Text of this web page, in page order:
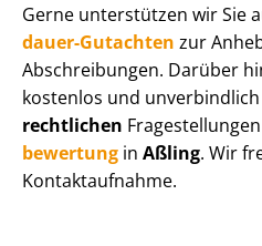
Gerne unterstützen wir Sie
dau­er-Gutachten zur
Abschreibungen. Darüber
kostenlos und
rechtlichen
be­wer­tung in Aßling. Wir
Kontaktaufnahme.